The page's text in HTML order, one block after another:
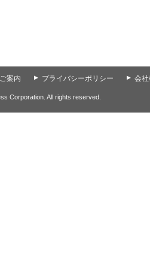
案内 ▲ プライバシーポリシー ▲ 会
Corporation. All rights reserved.